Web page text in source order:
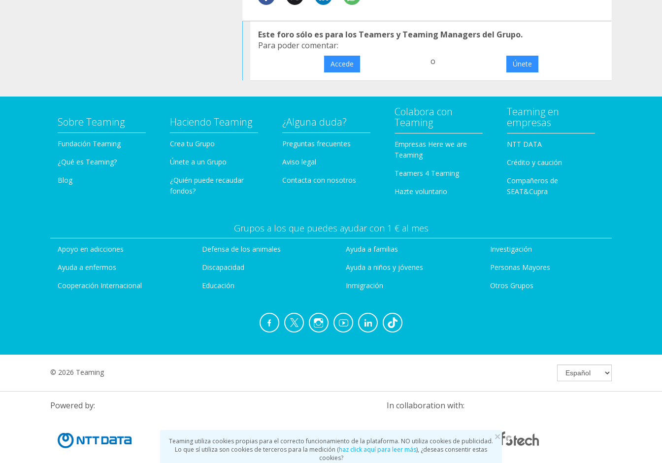
×
Teaming utiliza cookies propias para el correcto funcionamiento de la plataforma. NO utiliza cookies de publicidad.
Lo que sí utiliza son cookies de terceros para la medición (haz click aquí para leer más), ¿deseas consentir estas
cookies?
Este foro sólo es para los Teamers y Teaming Managers del Grupo.
Para poder comentar:
Accede o Únete
Sobre Teaming
Fundación Teaming
¿Qué es Teaming?
Blog
Haciendo Teaming
Crea tu Grupo
Únete a un Grupo
¿Quién puede recaudar
fondos?
¿Alguna duda?
Preguntas frecuentes
Aviso legal
Contacta con nosotros
Colabora con
Teaming
Empresas Here we are
Teaming
Teamers 4 Teaming
Hazte voluntario
Teaming en
empresas
NTT DATA
Crédito y caución
Compañeros de
SEAT&Cupra
Grupos a los que puedes ayudar con 1 € al mes
Apoyo en adicciones
Ayuda a enfermos
Cooperación Internacional
Defensa de los animales
Discapacidad
Educación
Ayuda a familias
Ayuda a niños y jóvenes
Inmigración
Investigación
Personas Mayores
Otros Grupos
© 2026 Teaming
Powered by: In collaboration with: